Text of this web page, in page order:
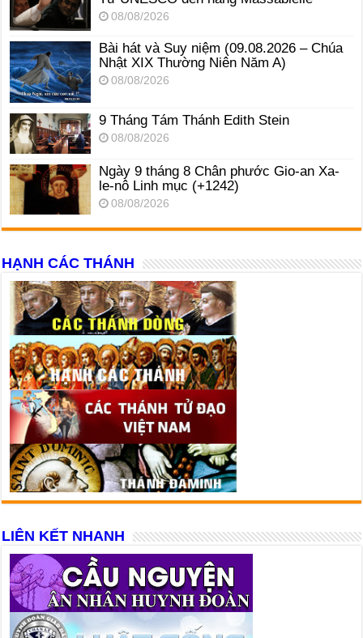
08/08/2026
Bài hát và Suy niệm (09.08.2026 – Chúa
Nhật XIX Thường Niên Năm A)
08/08/2026
9 Tháng Tám Thánh Edith Stein
08/08/2026
Ngày 9 tháng 8 Chân phước Gio-an Xa-
le-nô Linh mục (+1242)
08/08/2026
HẠNH CÁC THÁNH
LIÊN KẾT NHANH